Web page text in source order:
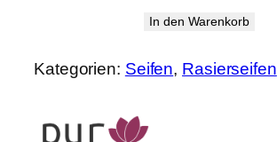
In den Warenkorb
Kategorien: Seifen, Rasierseifen